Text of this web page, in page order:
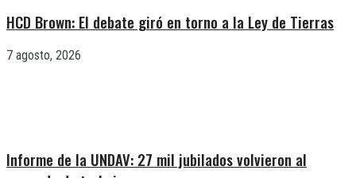
HCD Brown: El debate giró en torno a la Ley de Tierras
7 agosto, 2026
Informe de la UNDAV: 27 mil jubilados volvieron al